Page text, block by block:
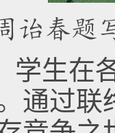
诒春题
学生在
通过联